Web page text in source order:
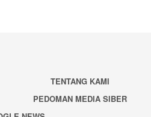
TENTANG KAMI
PEDOMAN MEDIA SIBER